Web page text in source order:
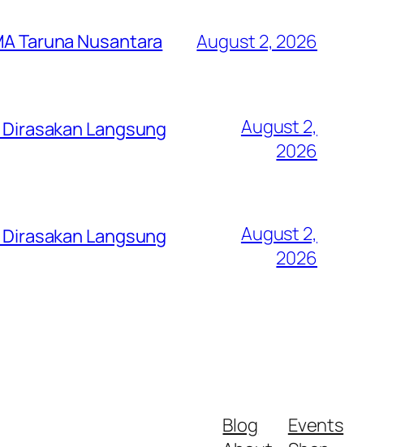
Taruna Nusantara August 2, 2026
Langsung
August 2,
2026
Langsung
August 2,
2026
Blog
Events